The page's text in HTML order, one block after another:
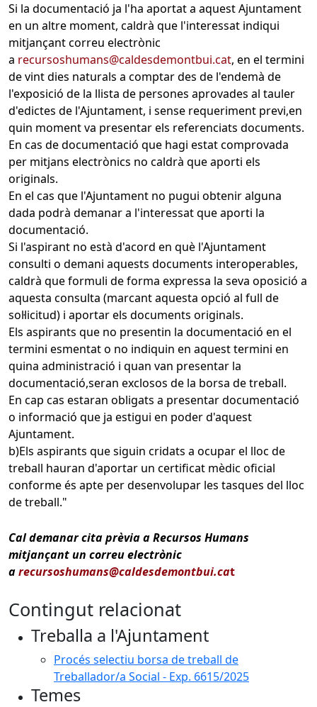
Si la documentació ja l'ha aportat a aquest Ajuntament
en un altre moment, caldrà que l'interessat indiqui
mitjançant correu electrònic
a recursoshumans@caldesdemontbui.cat, en el termini
de vint dies naturals a comptar des de l'endemà de
l'exposició de la llista de persones aprovades al tauler
d'edictes de l'Ajuntament, i sense requeriment previ,en
quin moment va presentar els referenciats documents.
En cas de documentació que hagi estat comprovada
per mitjans electrònics no caldrà que aporti els
originals.
En el cas que l'Ajuntament no pugui obtenir alguna
dada podrà demanar a l'interessat que aporti la
documentació.
Si l'aspirant no està d'acord en què l'Ajuntament
consulti o demani aquests documents interoperables,
caldrà que formuli de forma expressa la seva oposició a
aquesta consulta (marcant aquesta opció al full de
sol·licitud) i aportar els documents originals.
Els aspirants que no presentin la documentació en el
termini esmentat o no indiquin en aquest termini en
quina administració i quan van presentar la
documentació,seran exclosos de la borsa de treball.
En cap cas estaran obligats a presentar documentació
o informació que ja estigui en poder d'aquest
Ajuntament.
b)Els aspirants que siguin cridats a ocupar el lloc de
treball hauran d'aportar un certificat mèdic oficial
conforme és apte per desenvolupar les tasques del lloc
de treball."
Cal demanar cita prèvia a Recursos Humans
mitjançant un correu electrònic
arecursoshumans@caldesdemontbui.cat
Contingut relacionat
Treballa a l'Ajuntament
Procés selectiu borsa de treball de
Treballador/a Social - Exp. 6615/2025
Temes